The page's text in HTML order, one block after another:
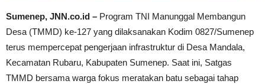
Sumenep, JNN.co.id – Program TNI Manunggal Membangun
Desa (TMMD) ke-127 yang dilaksanakan Kodim 0827/Sumenep
terus mempercepat pengerjaan infrastruktur di Desa Mandala,
Kecamatan Rubaru, Kabupaten Sumenep. Saat ini, Satgas
TMMD bersama warga fokus meratakan batu sebagai tahap